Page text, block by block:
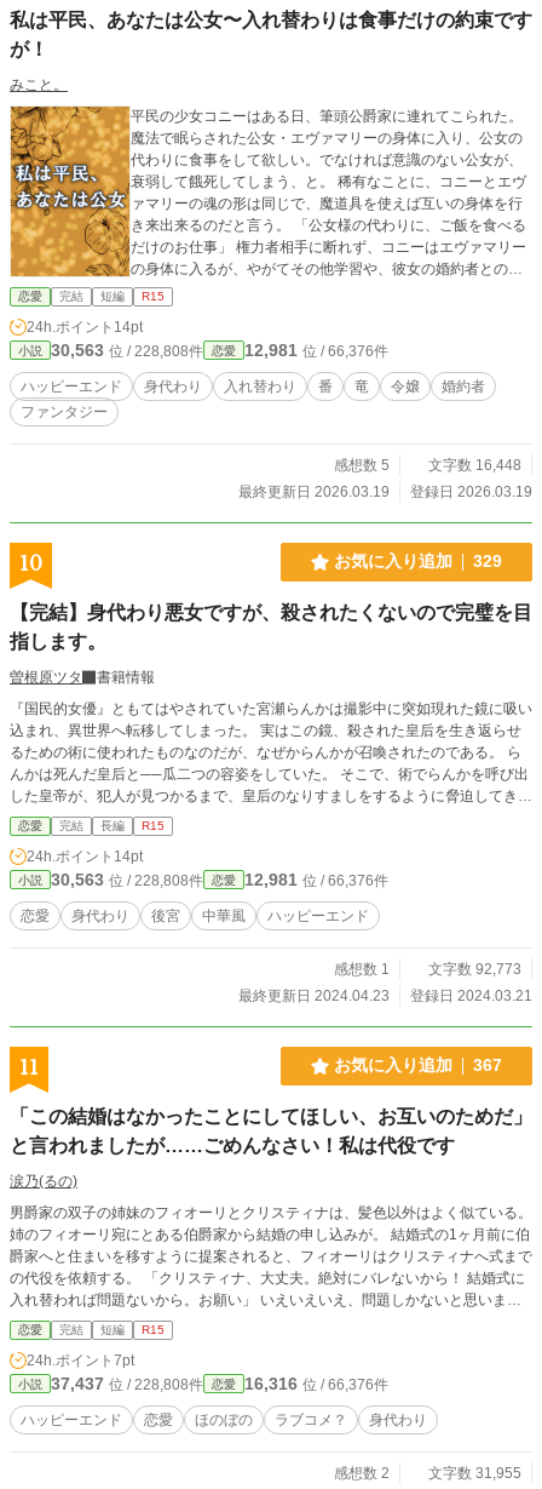
終話アップとなります。
私は平民、あなたは公女〜入れ替わりは食事だけの約束です
が！
みこと。
平民の少女コニーはある日、筆頭公爵家に連れてこられた。
魔法で眠らされた公女・エヴァマリーの身体に入り、公女の
代わりに食事をして欲しい。でなければ意識のない公女が、
衰弱して餓死してしまう、と。 稀有なことに、コニーとエヴ
ァマリーの魂の形は同じで、魔道具を使えば互いの身体を行
き来出来るのだと言う。 「公女様の代わりに、ご飯を食べる
だけのお仕事」 権力者相手に断れず、コニーはエヴァマリー
の身体に入るが、やがてその他学習や、彼女の婚約者とのデ
ートも命じられ……。 そんな中、本物の公女がコニーの身体
で目覚めた。評判の悪女だった公女は、"使い捨ての平民"だか
らと、コニーの身体で悪さを始める。 公女と平民の入れ替わ
り物語、全7話、いっきに完結予定です。お楽しみください。
※「小説家になろう」でも掲載しています。
恋愛 完結 短編 R15
24h.ポイント 14pt
小説 30,563 位 / 228,808件 恋愛 12,981 位 / 66,376件
ハッピーエンド 身代わり 入れ替わり 番 竜 令嬢
婚約者
ファンタジー
感想数 5
文字数 16,448
最終更新日 2026.03.19
登録日 2026.03.19
10 お気に入り追加 329
【完結】身代わり悪女ですが、殺されたくないので完璧を目
指します。
曽根原ツタ
書籍情報
『国民的女優』ともてはやされていた宮瀬らんかは撮影中に突如現れた鏡に吸い
込まれ、異世界へ転移してしまった。 実はこの鏡、殺された皇后を生き返らせ
るための術に使われたものなのだが、なぜからんかが召喚されたのである。 ら
んかは死んだ皇后と──瓜二つの容姿をしていた。 そこで、術でらんかを呼び出
した皇帝が、犯人が見つかるまで、皇后のなりすましをするように脅迫してき
て……？ ☆小説家になろう様でも公開中
恋愛 完結 長編 R15
24h.ポイント 14pt
小説 30,563 位 / 228,808件 恋愛 12,981 位 / 66,376件
恋愛 身代わり 後宮 中華風 ハッピーエンド
感想数 1
文字数 92,773
最終更新日 2024.04.23
登録日 2024.03.21
11 お気に入り追加 367
「この結婚はなかったことにしてほしい、お互いのためだ」
と言われましたが……ごめんなさい！私は代役です
涙乃(るの)
男爵家の双子の姉妹のフィオーリとクリスティナは、髪色以外はよく似ている。
姉のフィオーリ宛にとある伯爵家から結婚の申し込みが。 結婚式の1ヶ月前に伯
爵家へと住まいを移すように提案されると、フィオーリはクリスティナへ式まで
の代役を依頼する。 「クリスティナ、大丈夫。絶対にバレないから！ 結婚式に
入れ替われば問題ないから。お願い」 いえいえいえ、問題しかないと思います
よ。 ゆるい設定世界観です
恋愛 完結 短編 R15
24h.ポイント 7pt
小説 37,437 位 / 228,808件 恋愛 16,316 位 / 66,376件
ハッピーエンド 恋愛 ほのぼの ラブコメ？ 身代わり
感想数 2
文字数 31,955